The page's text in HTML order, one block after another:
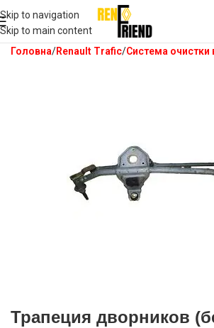
Skip to navigation
Skip to main content
Головна Renault Trafic Система очистки
Трапеция дворников